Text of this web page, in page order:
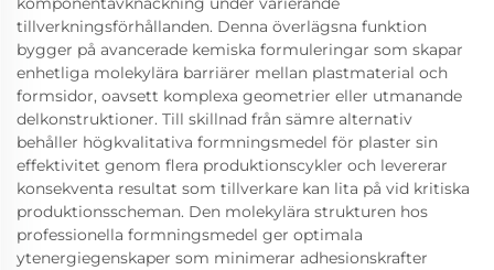
tillverkningsförhållanden. Denna överlägsna funktion
bygger på avancerade kemiska formuleringar som skapar
enhetliga molekylära barriärer mellan plastmaterial och
formsidor, oavsett komplexa geometrier eller utmanande
delkonstruktioner. Till skillnad från sämre alternativ
behåller högkvalitativa formningsmedel för plaster sin
effektivitet genom flera produktionscykler och levererar
konsekventa resultat som tillverkare kan lita på vid kritiska
produktionsscheman. Den molekylära strukturen hos
professionella formningsmedel ger optimala
ytenergiegenskaper som minimerar adhesionskrafter